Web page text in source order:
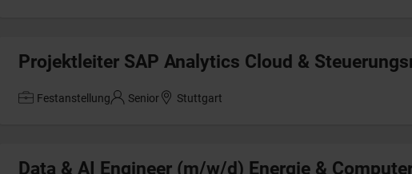
Projektleiter SAP Analytics Cloud &
Festanstellung Senior Stuttgart
Data & AI Engineer (m/w/d) Energie &